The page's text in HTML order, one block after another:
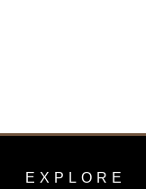
EXPLORE